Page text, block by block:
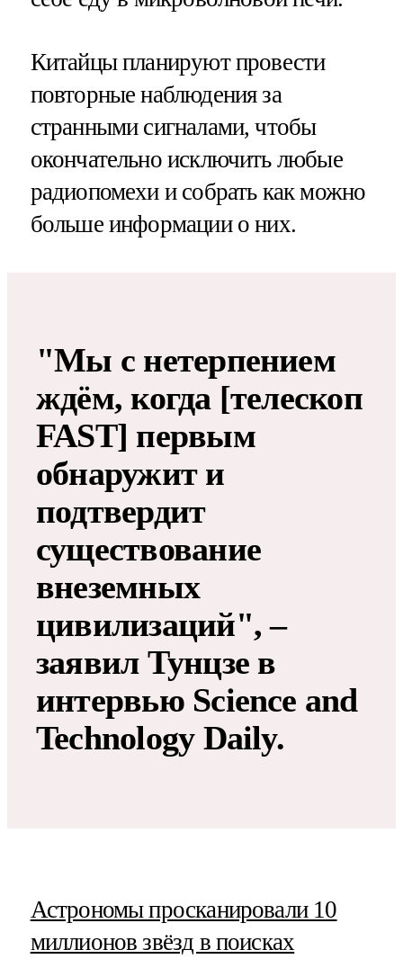
Китайцы планируют провести
повторные наблюдения за
странными сигналами, чтобы
окончательно исключить любые
радиопомехи и собрать как можно
больше информации о них.
"Мы с нетерпением
ждём, когда [телескоп
FAST] первым
обнаружит и
подтвердит
существование
внеземных
цивилизаций", ‒
заявил Тунцзе в
интервью Science and
Technology Daily.
​Астрономы просканировали 10
миллионов звёзд в поисках